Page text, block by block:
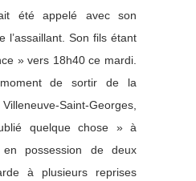
été appelé avec son
l’assaillant. Son fils étant
» vers 18h40 ce mardi.
de sortir de la
Saint-Georges,
quelque chose » à
en possession de deux
à plusieurs reprises